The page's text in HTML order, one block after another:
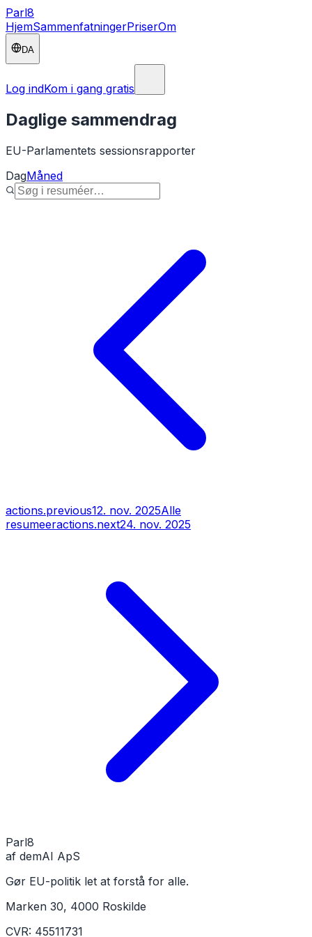
Parl8
HjemSammenfatningerPriserOm
DA
Log indKom i gang gratis
Daglige sammendrag
EU-Parlamentets sessionsrapporter
DagMåned
actions.previous12. nov. 2025Alle
resumeeractions.next24. nov. 2025
Parl8
af demAI ApS
Gør EU-politik let at forstå for alle.
Marken 30, 4000 Roskilde
CVR: 45511731